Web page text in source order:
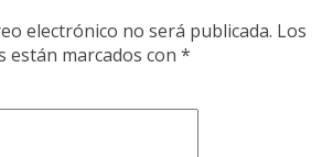
electrónico no será publicada. Los
marcados con *